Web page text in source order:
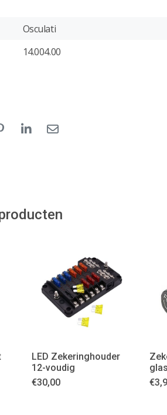
Osculati
14.004.00
LED Zekeringhouder
12-voudig
€30,00
€